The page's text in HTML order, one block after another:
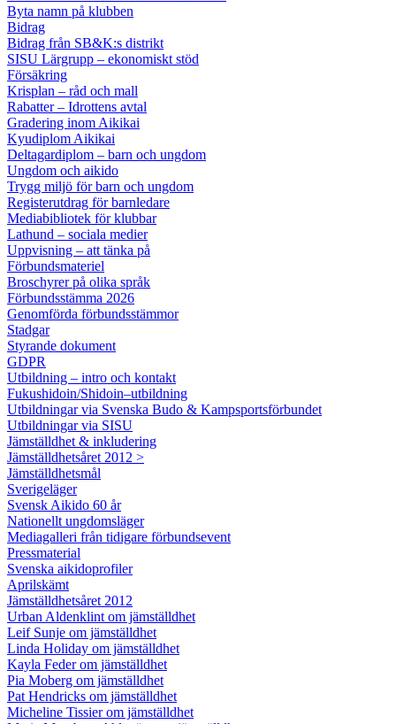
Byta namn på klubben
Bidrag
Bidrag från SB&K:s distrikt
SISU Lärgrupp – ekonomiskt stöd
Försäkring
Krisplan – råd och mall
Rabatter – Idrottens avtal
Gradering inom Aikikai
Kyudiplom Aikikai
Deltagardiplom – barn och ungdom
Ungdom och aikido
Trygg miljö för barn och ungdom
Registerutdrag för barnledare
Mediabibliotek för klubbar
Lathund – sociala medier
Uppvisning – att tänka på
Förbundsmateriel
Broschyrer på olika språk
Förbundsstämma 2026
Genomförda förbundsstämmor
Stadgar
Styrande dokument
GDPR
Utbildning – intro och kontakt
Fukushidoin/Shidoin–utbildning
Utbildningar via Svenska Budo & Kampsportsförbundet
Utbildningar via SISU
Jämställdhet & inkludering
Jämställdhetsåret 2012 >
Jämställdhetsmål
Sverigeläger
Svensk Aikido 60 år
Nationellt ungdomsläger
Mediagalleri från tidigare förbundsevent
Pressmaterial
Svenska aikidoprofiler
Aprilskämt
Jämställdhetsåret 2012
Urban Aldenklint om jämställdhet
Leif Sunje om jämställdhet
Linda Holiday om jämställdhet
Kayla Feder om jämställdhet
Pia Moberg om jämställdhet
Pat Hendricks om jämställdhet
Micheline Tissier om jämställdhet